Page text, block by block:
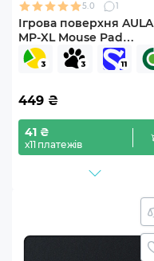
5.0 1
Ігрова поверхня AULA
MP-XL Mouse Pad
(6948391216034)
449 ₴
41 ₴
х11 платежів